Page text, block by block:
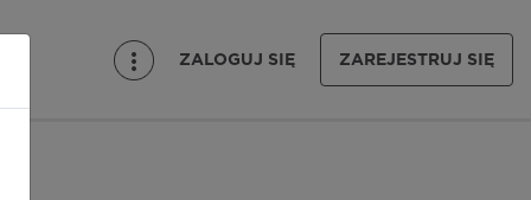
ZALOGUJ SIĘ ZAREJESTRUJ SIĘ